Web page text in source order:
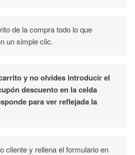
de la compra todo lo que
un simple clic.
y no olvides introducir el
descuento en la celda
para ver reflejada la
cliente y rellena el formulario en